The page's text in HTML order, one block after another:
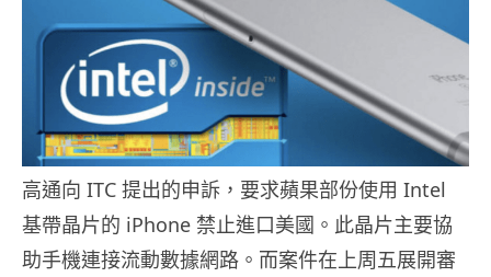
高通向 ITC 提出的申訴，要求蘋果部份使用 Intel
基帶晶片的 iPhone 禁止進口美國。此晶片主要協
助手機連接流動數據網路。而案件在上周五展開審